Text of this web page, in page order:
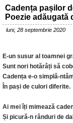
Cadența pașilor
Poezie adăugată
luni, 28 septembrie 2020
E-un susur al toamnei
Sunt nori hotărâți să
Cadența e-o simplă-
În pași de culori diferite.
Ai mei îți mimează
Și picură-n rânduri de